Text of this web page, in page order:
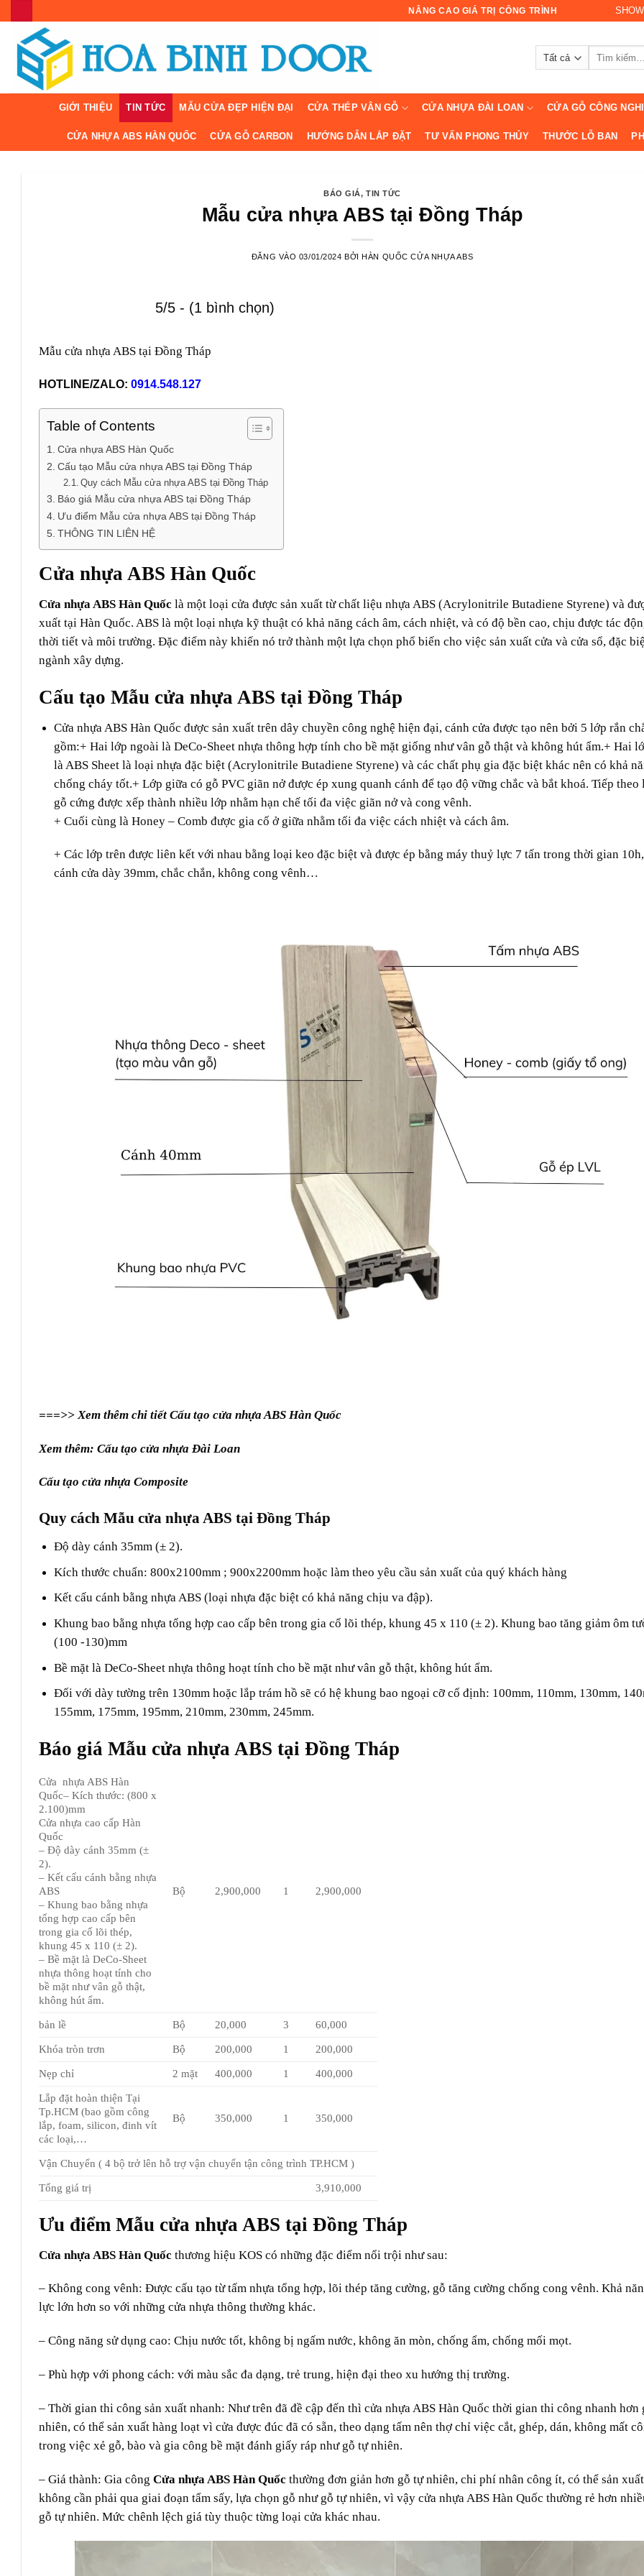
dung
NÂNG CAO GIÁ TRỊ CÔNG TRÌNH
GIỚI THIỆU TIN TỨC MẪU CỬA ĐẸP HIỆN ĐẠI CỬA THÉP VÂN GỖ CỬA NHỰA ĐÀI LOAN CỬA GỖ CÔNG
CỬA NHỰA ABS HÀN QUỐC CỬA GỖ CARBON HƯỚNG DẪN LẮP ĐẶT TƯ VẤN PHONG THỦY THƯỚC LỖ BAN
BÁO GIÁ,TIN TỨC
Mẫu cửa nhựa ABS tại Đồng Tháp
ĐĂNG VÀO 03/01/2024 BỞIHÀN QUỐC CỬA NHỰA ABS
5/5 - (1 bình chọn)
Mẫu cửa nhựa ABS tại Đồng Tháp
HOTLINE/ZALO: 0914.548.127
Table of Contents
Cửa nhựa ABS Hàn Quốc
Cấu tạo Mẫu cửa nhựa ABS tại Đồng Tháp
Quy cách Mẫu cửa nhựa ABS tại Đồng Tháp
Báo giá Mẫu cửa nhựa ABS tại Đồng Tháp
Ưu điểm Mẫu cửa nhựa ABS tại Đồng Tháp
THÔNG TIN LIÊN HỆ
Cửa nhựa ABS Hàn Quốc
Cửa nhựa ABS Hàn Quốc là một loại cửa được sản xuất từ chất liệu nhựa ABS (Acrylonitrile Butadiene Styrene) và
xuất tại Hàn Quốc. ABS là một loại nhựa kỹ thuật có khả năng cách âm, cách nhiệt, và có độ bền cao, chịu được tác
thời tiết và môi trường. Đặc điểm này khiến nó trở thành một lựa chọn phổ biến cho việc sản xuất cửa và cửa sổ, đặc
ngành xây dựng.
Cấu tạo Mẫu cửa nhựa ABS tại Đồng Tháp
Cửa nhựa ABS Hàn Quốc được sản xuất trên dây chuyền công nghệ hiện đại, cánh cửa được tạo nên bởi 5 lớp rắn
gồm:+ Hai lớp ngoài là DeCo-Sheet nhựa thông hợp tính cho bề mặt giống như vân gỗ thật và không hút ẩm.+ Hai
là ABS Sheet là loại nhựa đặc biệt (Acrylonitrile Butadiene Styrene) và các chất phụ gia đặc biệt khác nên có khả
chống cháy tốt.+ Lớp giữa có gỗ PVC giãn nở được ép xung quanh cánh để tạo độ vững chắc và bắt khoá. Tiếp theo
gỗ cứng được xếp thành nhiều lớp nhằm hạn chế tối đa việc giãn nở và cong vênh.
+ Cuối cùng là Honey – Comb được gia cố ở giữa nhằm tối đa việc cách nhiệt và cách âm.
+ Các lớp trên được liên kết với nhau bằng loại keo đặc biệt và được ép bằng máy thuỷ lực 7 tấn trong thời gian
cánh cửa dày 39mm, chắc chắn, không cong vênh…
===>> Xem thêm chi tiết Cấu tạo cửa nhựa ABS Hàn Quốc
Xem thêm: Cấu tạo cửa nhựa Đài Loan
Cấu tạo cửa nhựa Composite
Quy cách Mẫu cửa nhựa ABS tại Đồng Tháp
Độ dày cánh 35mm (± 2).
Kích thước chuẩn: 800x2100mm ; 900x2200mm hoặc làm theo yêu cầu sản xuất của quý khách hàng
Kết cấu cánh bằng nhựa ABS (loại nhựa đặc biệt có khả năng chịu va đập).
Khung bao bằng nhựa tổng hợp cao cấp bên trong gia cố lõi thép, khung 45 x 110 (± 2). Khung bao tăng giảm ôm
(100 -130)mm
Bề mặt là DeCo-Sheet nhựa thông hoạt tính cho bề mặt như vân gỗ thật, không hút ẩm.
Đối với dày tường trên 130mm hoặc lắp trám hồ sẽ có hệ khung bao ngoại cỡ cố định: 100mm, 110mm, 130mm,
155mm, 175mm, 195mm, 210mm, 230mm, 245mm.
Báo giá Mẫu cửa nhựa ABS tại Đồng Tháp
Cửa nhựa ABS Hàn
Quốc– Kích thước: (800 x
2.100)mm
Cửa nhựa cao cấp Hàn
Quốc
– Độ dày cánh 35mm (±
2).
– Kết cấu cánh bằng nhựa
ABS
– Khung bao bằng nhựa
tổng hợp cao cấp bên
trong gia cố lõi thép,
khung 45 x 110 (± 2).
– Bề mặt là DeCo-Sheet
nhựa thông hoạt tính cho
bề mặt như vân gỗ thật,
không hút ẩm.
Bộ 2,900,000 1 2,900,000
bản lề Bộ 20,000 3 60,000
Khóa tròn trơn Bộ 200,000 1 200,000
Nẹp chỉ 2 mặt 400,000 1 400,000
Lắp đặt hoàn thiện Tại
Tp.HCM (bao gồm công
lắp, foam, silicon, đinh vít
các loại,…
Bộ 350,000 1 350,000
Vận Chuyển ( 4 bộ trở lên hỗ trợ vận chuyển tận công trình TP.HCM )
Tổng giá trị 3,910,000
Ưu điểm Mẫu cửa nhựa ABS tại Đồng Tháp
Cửa nhựa ABS Hàn Quốc thương hiệu KOS có những đặc điểm nổi trội như sau:
– Không cong vênh: Được cấu tạo từ tấm nhựa tổng hợp, lõi thép tăng cường, gỗ tăng cường chống cong vênh. Khả
lực lớn hơn so với những cửa nhựa thông thường khác.
– Công năng sử dụng cao: Chịu nước tốt, không bị ngấm nước, không ăn mòn, chống ẩm, chống mối mọt.
– Phù hợp với phong cách: với màu sắc đa dạng, trẻ trung, hiện đại theo xu hướng thị trường.
– Thời gian thi công sản xuất nhanh: Như trên đã đề cập đến thì cửa nhựa ABS Hàn Quốc thời gian thi công nhanh hơn
nhiên, có thể sản xuất hàng loạt vì cửa được đúc đã có sẵn, theo dạng tấm nên thợ chỉ việc cắt, ghép, dán, không mất
trong việc xẻ gỗ, bào và gia công bề mặt đánh giấy ráp như gỗ tự nhiên.
– Giá thành: Gia công Cửa nhựa ABS Hàn Quốc thường đơn giản hơn gỗ tự nhiên, chi phí nhân công ít, có thể sản
không cần phải qua giai đoạn tẩm sấy, lựa chọn gỗ như gỗ tự nhiên, vì vậy cửa nhựa ABS Hàn Quốc thường rẻ hơn
gỗ tự nhiên. Mức chênh lệch giá tùy thuộc từng loại cửa khác nhau.